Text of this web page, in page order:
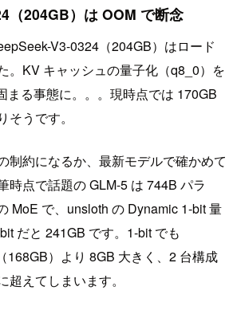
（204GB）は OOM で断念
V3-0324（204GB）はロード
。KV キャッシュの量子化（q8_0）を
まる事態に。。。現時点では 170GB
うです。
制約になるか、最新モデルで確かめて
時点で話題の GLM-5 は 744B パラ
MoE で、unsloth の Dynamic 1-bit 量
だと 241GB です。1-bit でも
168GB）より 8GB 大きく、2 台構成
えてしまいます。